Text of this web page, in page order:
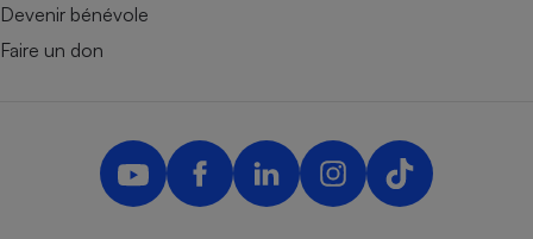
Devenir bénévole
Faire un don